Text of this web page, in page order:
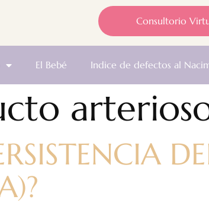
Consultorio
El Bebé Indice de defectos al